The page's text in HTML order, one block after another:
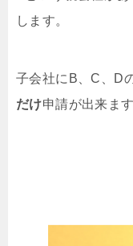
します。
子会社にB、C、D
だけ申請が出来ます